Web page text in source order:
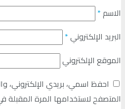
الاسم*
البريد الإلكتروني*
الموقع الإلكتروني
احفظ اسمي، بريدي الإلكتروني،
المتصفح لاستخدامها المرة المقبلة